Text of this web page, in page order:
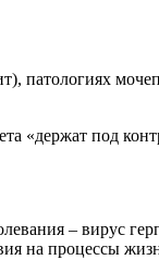
патологиях
«держат под
– вирус
на процессы